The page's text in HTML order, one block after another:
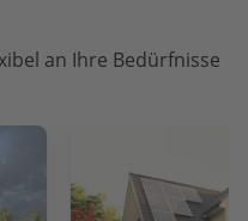
an Ihre Bedürfnisse